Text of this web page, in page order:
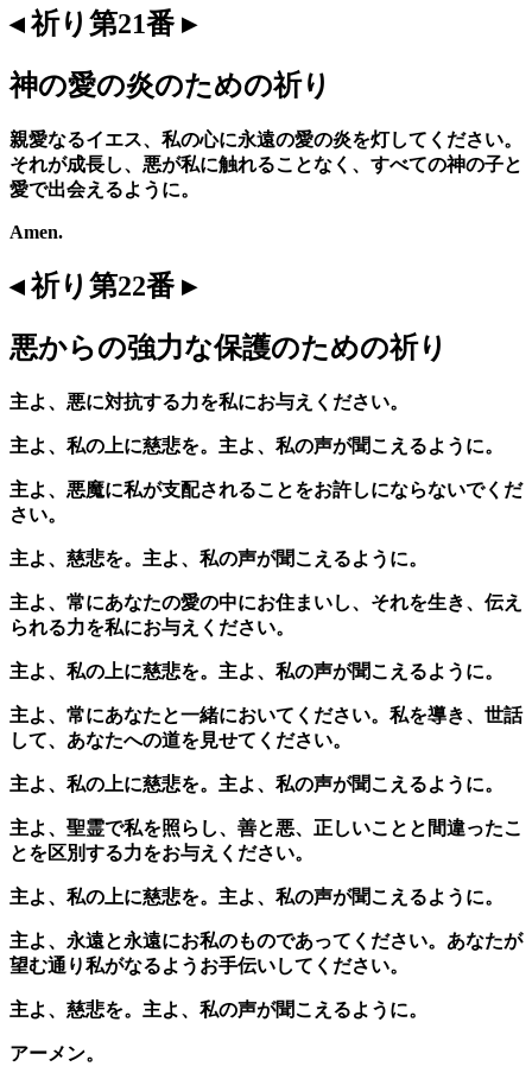
◂ 祈り第21番 ▸
神の愛の炎のための祈り
親愛なるイエス、私の心に永遠の愛の炎を灯してください。
それが成長し、悪が私に触れることなく、すべての神の子と
愛で出会えるように。
Amen.
◂ 祈り第22番 ▸
悪からの強力な保護のための祈り
主よ、悪に対抗する力を私にお与えください。
主よ、私の上に慈悲を。主よ、私の声が聞こえるように。
主よ、悪魔に私が支配されることをお許しにならないでくだ
さい。
主よ、慈悲を。主よ、私の声が聞こえるように。
主よ、常にあなたの愛の中にお住まいし、それを生き、伝え
られる力を私にお与えください。
主よ、私の上に慈悲を。主よ、私の声が聞こえるように。
主よ、常にあなたと一緒においてください。私を導き、世話
して、あなたへの道を見せてください。
主よ、私の上に慈悲を。主よ、私の声が聞こえるように。
主よ、聖霊で私を照らし、善と悪、正しいことと間違ったこ
とを区別する力をお与えください。
主よ、私の上に慈悲を。主よ、私の声が聞こえるように。
主よ、永遠と永遠にお私のものであってください。あなたが
望む通り私がなるようお手伝いしてください。
主よ、慈悲を。主よ、私の声が聞こえるように。
アーメン。